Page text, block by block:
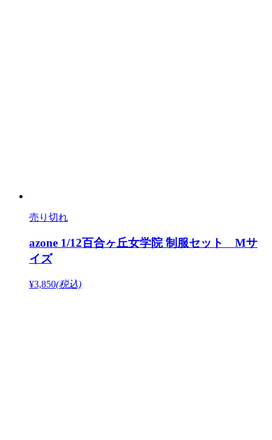
売り切れ
azone 1/12百合ヶ丘女学院 制服セット Mサ
イズ
¥3,850(税込)